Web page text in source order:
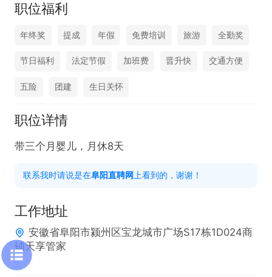
职位福利
年终奖 提成 年假 免费培训 旅游 全勤奖
节日福利 法定节假 加班费 晋升快 交通方便
五险 团建 生日关怀
职位详情
带三个月婴儿，月休8天
联系我时请说是在阜阳直聘网 上看到的，谢谢！
工作地址
安徽省阜阳市颍州区宝龙城市广场S17栋1D024商
铺天享管家